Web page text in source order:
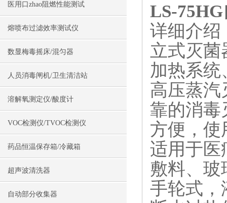
医用口zhao阻燃性能测试
熔喷布过滤效率测试仪
数显梅毒摇床/混匀器
人员消毒闸机/卫生清洁站
溶解氧测定仪/酸度计
VOC检测仪/TVOC检测仪
药品恒温保存箱/冷藏箱
超声波清洗器
自动部分收集器
LS-
详细介绍
立式灭菌
加热系
高压蒸汽
靠的消毒
方便，使
适用于医
敷料、
手轮式，